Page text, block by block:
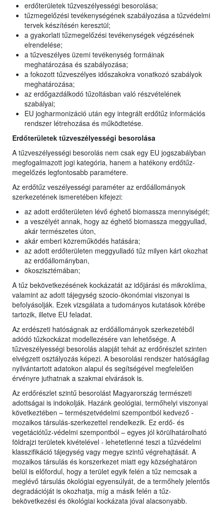
erdőterületek tűzveszélyességi besorolása;
tűzmegelőzési tevékenységének szabályozása a tűzvédelmi
tervek készítésén keresztül;
a gyakorlati tűzmegelőzési tevékenységek végzésének
elrendelése;
a tűzveszélyes üzemi tevékenység formáinak
meghatározása és szabályozása;
a fokozott tűzveszélyes időszakokra vonatkozó szabályok
meghatározása;
az erdőgazdálkodó tűzoltásban való részvételének
szabályai;
EU jogharmonizáció után egy integrált erdőtűz információs
rendszer létrehozása és működtetése.
Erdőterületek tűzveszélyességi besorolása
A tűzveszélyességi besorolás nem csak egy EU jogszabályban
megfogalmazott jogi kategória, hanem a hatékony erdőtűz-
megelőzés legfontosabb paramétere.
Az erdőtűz veszélyességi paraméter az erdőállományok
szerkezetének ismeretében kifejezi:
az adott erdőterületen lévő éghető biomassza mennyiségét;
a veszélyét annak, hogy az éghető biomassza meggyullad,
akár természetes úton,
akár emberi közreműködés hatására;
az adott erdőterületen meggyulladó tűz milyen kárt okozhat
az erdőállományban,
ökoszisztémában;
A tűz bekövetkezésének kockázatát az időjárási és mikroklíma,
valamint az adott tájegység szocio-ökonómiai viszonyai is
befolyásolják. Ezek vizsgálata a tudományos kutatások körébe
tartozik, illetve EU feladat.
Az erdészeti hatóságnak az erdőállományok szerkezetéből
adódó tűzkockázat modellezésére van lehetősége. A
tűzveszélyességi besorolás alapját tehát az erdőrészlet szinten
elvégzett osztályozás képezi. A besorolási rendszer hatóságilag
nyilvántartott adatokon alapul és segítségével megfelelően
érvényre juthatnak a szakmai elvárások is.
Az erdőrészlet szintű besorolást Magyarország természeti
adottságai is indokolják. Hazánk geológiai, termőhelyi viszonyai
következtében – természetvédelmi szempontból kedvező -
mozaikos társulás-szerkezettel rendelkezik. Ez erdő- és
vegetációtűz-védelmi szempontból – egyes jól körülhatárolható
földrajzi területek kivételével - lehetetlenné teszi a tűzvédelmi
klasszifikáció tájegység vagy megye szintű végrehajtását. A
mozaikos társulás és korszerkezet miatt egy községhatáron
belül is előfordul, hogy a terület egyik felén a tűz nemcsak a
meglévő társulás ökológiai egyensúlyát, de a termőhely jelentős
degradációját is okozhatja, míg a másik felén a tűz-
bekövetkezési és ökológiai kockázata jóval alacsonyabb.